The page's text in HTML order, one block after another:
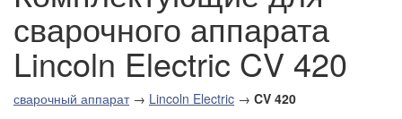
сварочного аппарата
Lincoln Electric CV 420
сварочный аппарат→ Lincoln Electric → CV 420